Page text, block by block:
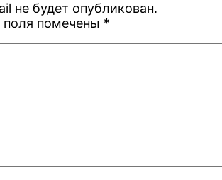
не будет опубликован.
поля помечены *